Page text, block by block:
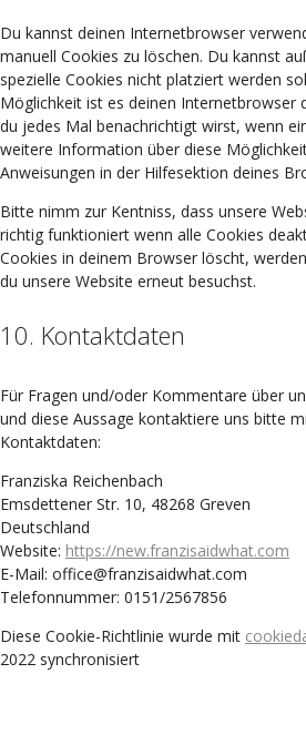
Du kannst deinen Internetbrowser
manuell Cookies zu löschen. Du kannst
spezielle Cookies nicht platziert werden
Möglichkeit ist es deinen Internetbrowser
du jedes Mal benachrichtigt wirst, wenn
weitere Information über diese
Anweisungen in der Hilfesektion deines
Bitte nimm zur Kentniss, dass unsere
richtig funktioniert wenn alle Cookies
Cookies in deinem Browser löscht,
du unsere Website erneut besuchst.
10. Kontaktdaten
Für Fragen und/oder Kommentare über
und diese Aussage kontaktiere uns bitte
Kontaktdaten:
Franziska Reichenbach
Emsdettener Str. 10, 48268 Greven
Deutschland
Website: https://new.franzisaidwhat.com
E-Mail: moc.tahwdiasiznarf@eciffo
Telefonnummer: 0151/2567856
Diese Cookie-Richtlinie wurde mit
2022 synchronisiert